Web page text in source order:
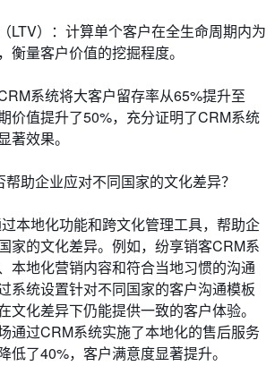
LTV）：计算单个客户在全生命周期内为
衡量客户价值的挖掘程度。
系统将大客户留存率从65%提升至
价值提升了50%，充分证明了CRM系统
著效果。
助企业应对不同国家的文化差异？
本地化功能和跨文化管理工具，帮助企
家的文化差异。例如，纷享销客CRM系
本地化营销内容和符合当地习惯的沟通
系统设置针对不同国家的客户沟通模板
文化差异下仍能提供一致的客户体验。
通过CRM系统实施了本地化的售后服务
低了40%，客户满意度显著提升。